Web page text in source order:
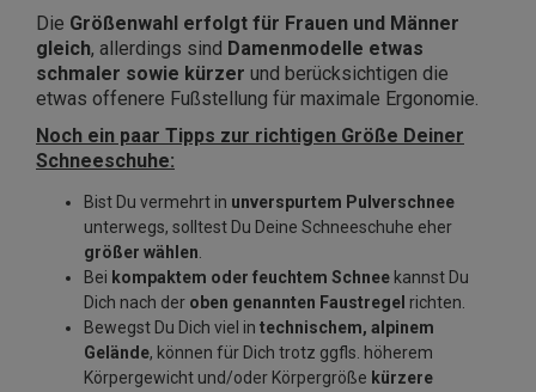
Die Größenwahl erfolgt für Frauen und Männer
gleich, allerdings sind Damenmodelle etwas
schmaler sowie kürzer und berücksichtigen die
etwas offenere Fußstellung für maximale Ergonomie.
Noch ein paar Tipps zur richtigen Größe Deiner
Schneeschuhe:
Bist Du vermehrt in unverspurtem Pulverschnee
unterwegs, solltest Du Deine Schneeschuhe eher
größer wählen.
Bei kompaktem oder feuchtem Schnee kannst Du
Dich nach der oben genannten Faustregel richten.
Bewegst Du Dich viel in technischem, alpinem
Gelände, können für Dich trotz ggfls. höherem
Körpergewicht und/oder Körpergröße kürzere